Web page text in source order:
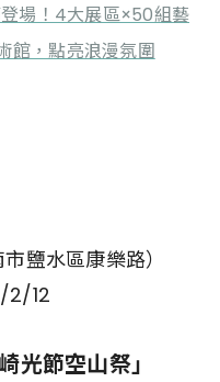
場！4大展區×50組藝
館，點亮浪漫氛圍
鹽水區康樂路）
2/12
光節空山祭」